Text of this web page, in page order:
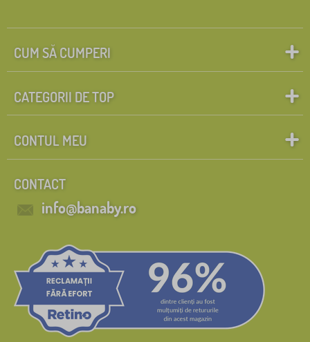
CUM SĂ CUMPERI
CATEGORII DE TOP
CONTUL MEU
CONTACT
info@banaby.ro